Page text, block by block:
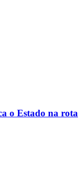
o Estado na rota